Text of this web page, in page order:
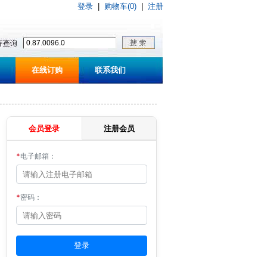
登录 购物车(0) 注册
在线订购 联系我们
会员登录 注册会员
*电子邮箱：
*密码：